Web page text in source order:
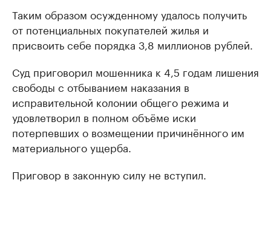
Таким образом осужденному удалось получить
от потенциальных покупателей жилья и
присвоить себе порядка 3,8 миллионов рублей.
Суд приговорил мошенника к 4,5 годам лишения
свободы с отбыванием наказания в
исправительной колонии общего режима и
удовлетворил в полном объёме иски
потерпевших о возмещении причинённого им
материального ущерба.
Приговор в законную силу не вступил.